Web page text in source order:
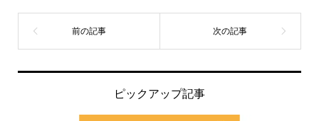
ピックアップ記事